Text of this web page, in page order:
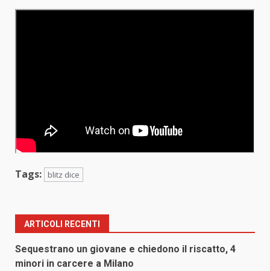
Tags: blitz dice
ARTICOLI RECENTI
Sequestrano un giovane e chiedono il riscatto, 4
minori in carcere a Milano